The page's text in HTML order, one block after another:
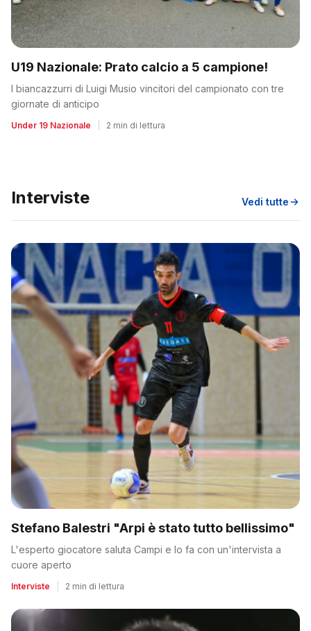
U19 Nazionale: Prato calcio a 5 campione!
I biancazzurri di Luigi Musio vincitori del campionato con tre
giornate di anticipo
Under 19 Nazionale 2 min di lettura
Interviste Vedi tutte
Stefano Balestri "Arpi è stato tutto bellissimo"
L'esperto giocatore saluta Campi e lo fa con un'intervista a
cuore aperto
Interviste 2 min di lettura